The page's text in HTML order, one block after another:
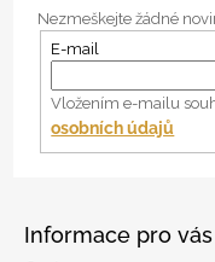
Informace pro vás
Nezmeškejte žádné
E-mail
Vložením e-mailu
osobních údajů